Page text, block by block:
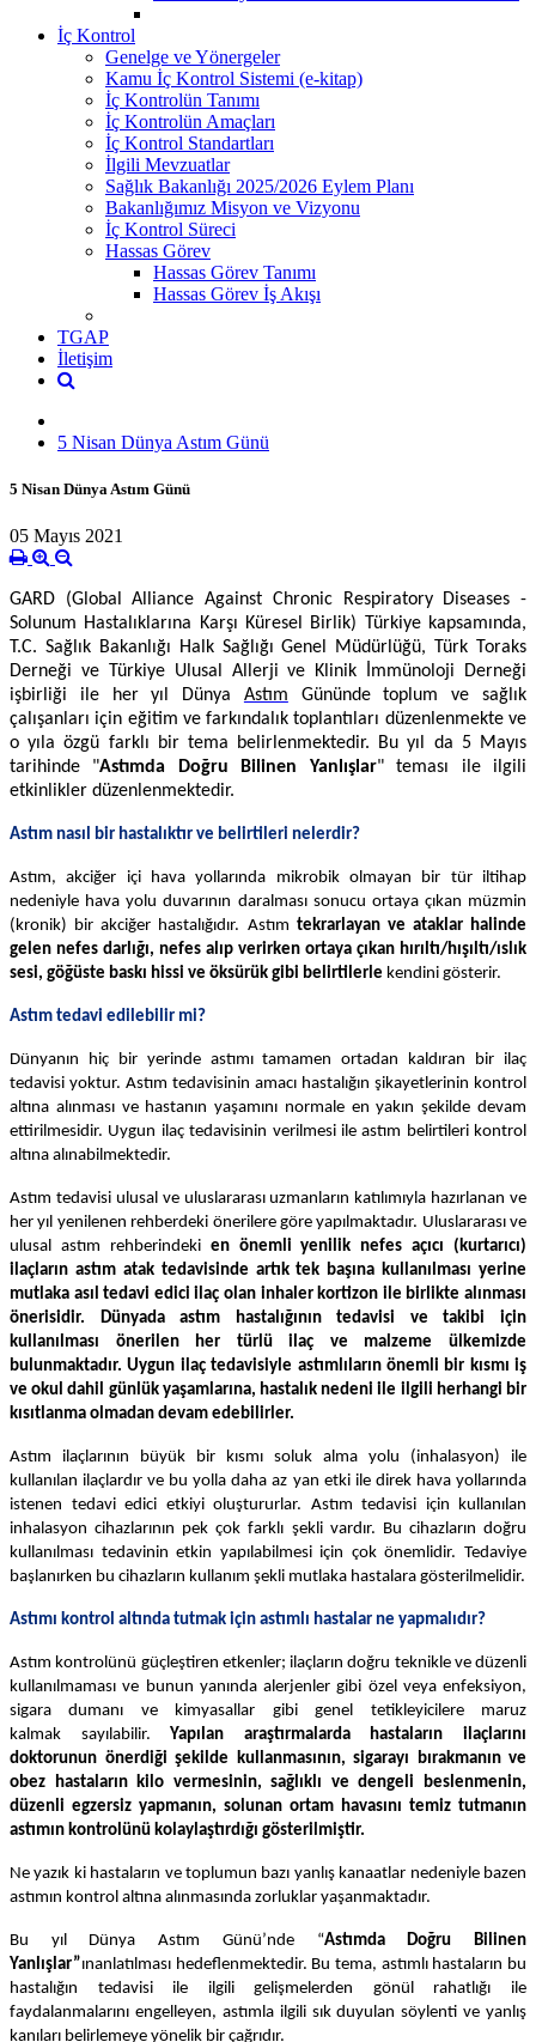
İç Kontrol
Genelge ve Yönergeler
Kamu İç Kontrol Sistemi (e-kitap)
İç Kontrolün Tanımı
İç Kontrolün Amaçları
İç Kontrol Standartları
İlgili Mevzuatlar
Sağlık Bakanlığı 2025/2026 Eylem Planı
Bakanlığımız Misyon ve Vizyonu
İç Kontrol Süreci
Hassas Görev
Hassas Görev Tanımı
Hassas Görev İş Akışı
TGAP
İletişim
5 Nisan Dünya Astım Günü
5 Nisan Dünya Astım Günü
05 Mayıs 2021
GARD (Global Alliance Against Chronic Respiratory Diseases -
Solunum Hastalıklarına Karşı Küresel Birlik) Türkiye kapsamında,
T.C. Sağlık Bakanlığı Halk Sağlığı Genel Müdürlüğü, Türk Toraks
Derneği ve Türkiye Ulusal Allerji ve Klinik İmmünoloji Derneği
işbirliği ile her yıl Dünya Astım Gününde toplum ve sağlık
çalışanları için eğitim ve farkındalık toplantıları düzenlenmekte ve
o yıla özgü farklı bir tema belirlenmektedir. Bu yıl da 5 Mayıs
tarihinde "Astımda Doğru Bilinen Yanlışlar" teması ile ilgili
etkinlikler düzenlenmektedir.
Astım nasıl bir hastalıktır ve belirtileri nelerdir?
Astım, akciğer içi hava yollarında mikrobik olmayan bir tür iltihap
nedeniyle hava yolu duvarının daralması sonucu ortaya çıkan müzmin
(kronik) bir akciğer hastalığıdır. Astım tekrarlayan ve ataklar halinde
gelen nefes darlığı, nefes alıp verirken ortaya çıkan hırıltı/hışıltı/ıslık
sesi, göğüste baskı hissi ve öksürük gibi belirtilerle kendini gösterir.
Astım tedavi edilebilir mi?
Dünyanın hiç bir yerinde astımı tamamen ortadan kaldıran bir ilaç
tedavisi yoktur. Astım tedavisinin amacı hastalığın şikayetlerinin kontrol
altına alınması ve hastanın yaşamını normale en yakın şekilde devam
ettirilmesidir. Uygun ilaç tedavisinin verilmesi ile astım belirtileri kontrol
altına alınabilmektedir.
Astım tedavisi ulusal ve uluslararası uzmanların katılımıyla hazırlanan ve
her yıl yenilenen rehberdeki önerilere göre yapılmaktadır. Uluslararası ve
ulusal astım rehberindeki en önemli yenilik nefes açıcı (kurtarıcı)
ilaçların astım atak tedavisinde artık tek başına kullanılması yerine
mutlaka asıl tedavi edici ilaç olan inhaler kortizon ile birlikte alınması
önerisidir. Dünyada astım hastalığının tedavisi ve takibi için
kullanılması önerilen her türlü ilaç ve malzeme ülkemizde
bulunmaktadır. Uygun ilaç tedavisiyle astımlıların önemli bir kısmı iş
ve okul dahil günlük yaşamlarına, hastalık nedeni ile ilgili herhangi bir
kısıtlanma olmadan devam edebilirler.
Astım ilaçlarının büyük bir kısmı soluk alma yolu (inhalasyon) ile
kullanılan ilaçlardır ve bu yolla daha az yan etki ile direk hava yollarında
istenen tedavi edici etkiyi oluştururlar. Astım tedavisi için kullanılan
inhalasyon cihazlarının pek çok farklı şekli vardır. Bu cihazların doğru
kullanılması tedavinin etkin yapılabilmesi için çok önemlidir. Tedaviye
başlanırken bu cihazların kullanım şekli mutlaka hastalara gösterilmelidir.
Astımı kontrol altında tutmak için astımlı hastalar ne yapmalıdır?
Astım kontrolünü güçleştiren etkenler; ilaçların doğru teknikle ve düzenli
kullanılmaması ve bunun yanında alerjenler gibi özel veya enfeksiyon,
sigara dumanı ve kimyasallar gibi genel tetikleyicilere maruz
kalmak sayılabilir. Yapılan araştırmalarda hastaların ilaçlarını
doktorunun önerdiği şekilde kullanmasının, sigarayı bırakmanın ve
obez hastaların kilo vermesinin, sağlıklı ve dengeli beslenmenin,
düzenli egzersiz yapmanın, solunan ortam havasını temiz tutmanın
astımın kontrolünü kolaylaştırdığı gösterilmiştir.
Ne yazık ki hastaların ve toplumun bazı yanlış kanaatlar nedeniyle bazen
astımın kontrol altına alınmasında zorluklar yaşanmaktadır.
Bu yıl Dünya Astım Günü’nde “Astımda Doğru Bilinen
Yanlışlar”ınanlatılması hedeflenmektedir. Bu tema, astımlı hastaların bu
hastalığın tedavisi ile ilgili gelişmelerden gönül rahatlığı ile
faydalanmalarını engelleyen, astımla ilgili sık duyulan söylenti ve yanlış
kanıları belirlemeye yönelik bir çağrıdır.